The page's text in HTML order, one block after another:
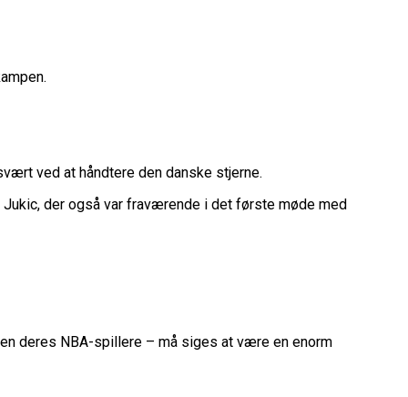
Overtidsdrama
Mål Er At Vinde Turneringen”
OL Nogensinde”
Sommer
ved at håndtere den danske stjerne.
der også var fraværende i det første møde med
deres NBA-spillere – må siges at være en enorm